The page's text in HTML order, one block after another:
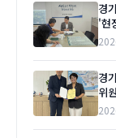
경
'현
경
위